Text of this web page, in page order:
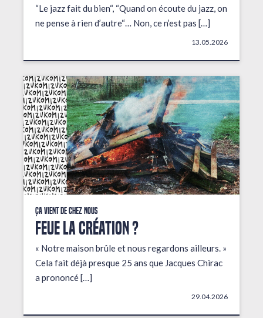
“Le jazz fait du bien“, “Quand on écoute du jazz, on
ne pense à rien d’autre“… Non, ce n’est pas […]
13.05.2026
Ça vient de chez nous
FEUE LA CRÉATION ?
« Notre maison brûle et nous regardons ailleurs. »
Cela fait déjà presque 25 ans que Jacques Chirac
a prononcé […]
29.04.2026